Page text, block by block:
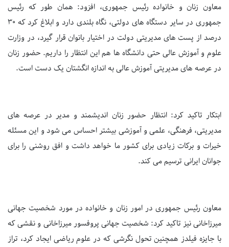
معاون زنان و خانواده رئیس جمهوری، افزود: همان طور که رئیس
جمهوری در سایر دستگاه های دولتی، نگاه بلندی دارد و ابلاغ کرد که 30
درصد از پست های مدیریتی دولت در اختیار بانوان قرار گیرد، در وزارت
علوم و آموزش عالی حتی دانشگاه ها هم این انتظار را داریم. حضور زنان
در عرصه های مدیریتی آموزش عالی به اندازه انگشتان یک دست است.
ابتکار تاکید کرد: انتظار حضور زنان اندیشمند و مدیر در عرصه های
مدیریتی، فرهنگی، علمی و آموزشی بیشتر احساس می شود و این مسئله
خیرات و برکات زیادی برای کشور ما خواهد داشت و افق روشنی را برای
جوانان ایرانی ترسیم می کند.
معاون رئیس جمهوری در امور زنان و خانواده در مورد شخصیت جهانی
میرزاخانی نیز تاکید کرد: شخصیت جهانی پروفسور میرزاخانی و نقشی که
با جایزه فیلدز همچنین تحول نگرشی که در علوم ریاضی ایجاد کرد، تراز